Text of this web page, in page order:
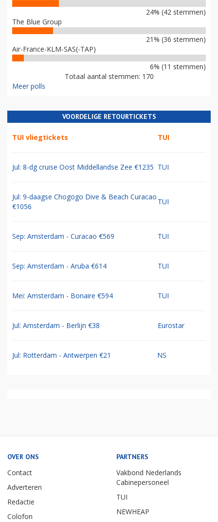
24% (42 stemmen)
The Blue Group
21% (36 stemmen)
Air-France-KLM-SAS(-TAP)
6% (11 stemmen)
Totaal aantal stemmen: 170
Meer polls
VOORDELIGE RETOURTICKETS
TUI vliegtickets TUI
Jul: 8-dg cruise Oost Middellandse Zee €1235 TUI
Jul: 9-daagse Chogogo Dive & Beach Curacao
€1056
TUI
Sep: Amsterdam - Curacao €569 TUI
Sep: Amsterdam - Aruba €614 TUI
Mei: Amsterdam - Bonaire €594 TUI
Jul: Amsterdam - Berlijn €38 Eurostar
Jul: Rotterdam - Antwerpen €21 NS
OVER ONS
Contact
Adverteren
Redactie
Colofon
PARTNERS
Vakbond Nederlands
Cabinepersoneel
TUI
NEWHEAP